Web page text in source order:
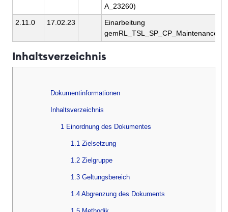
A_23260)
2.11.0
17.02.23
Einarbeitung
Inhaltsverzeichnis
Dokumentinformationen
Inhaltsverzeichnis
1 Einordnung des Dokumentes
1.1 Zielsetzung
1.2 Zielgruppe
1.3 Geltungsbereich
1.4 Abgrenzung des Dokuments